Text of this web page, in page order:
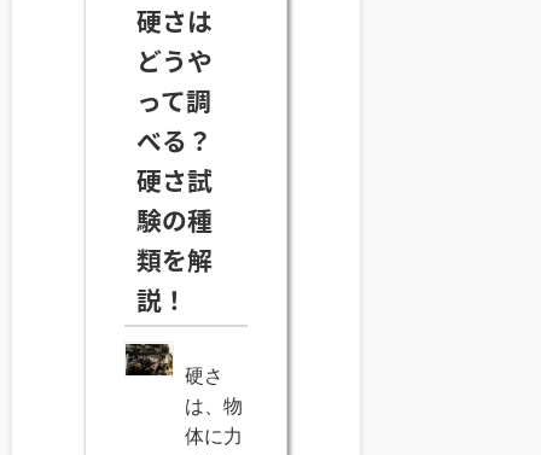
硬さは
どうや
って調
べる？
硬さ試
験の種
類を解
説！
硬さ
は、物
体に力